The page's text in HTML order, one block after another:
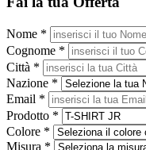
Nome *
Cognome *
Città *
Nazione *
Email *
Prodotto *
Colore *
Misura *